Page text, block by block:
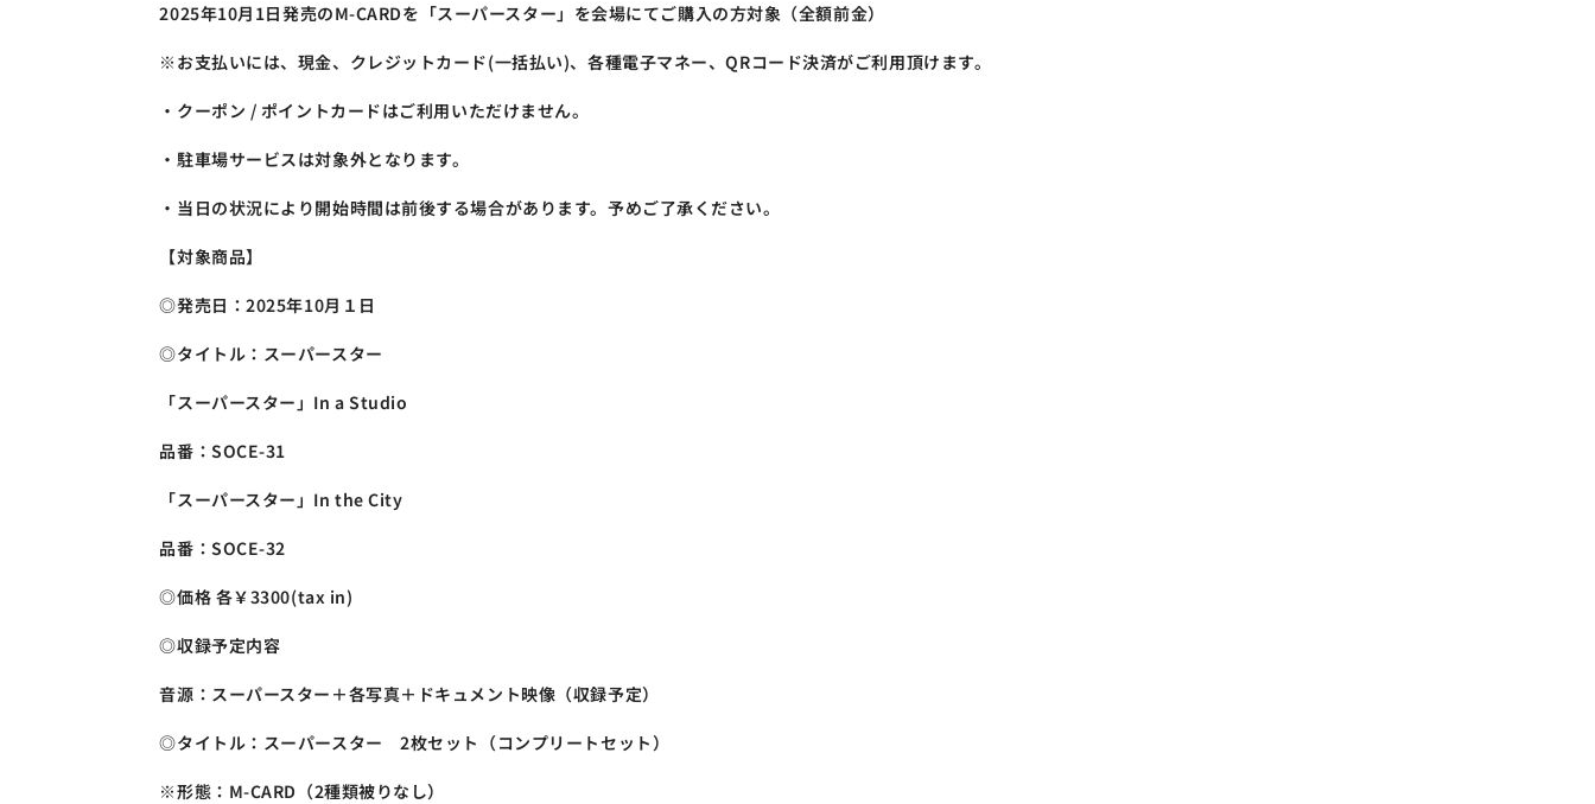
2025年10月1日発売のM-CARDを「スーパースター」を会場にてご購入の方対象（全額前金）
※お支払いには、現金、クレジットカード(一括払い)、各種電子マネー、QRコード決済がご利用頂けます。
・クーポン / ポイントカードはご利用いただけません。
・駐車場サービスは対象外となります。
・当日の状況により開始時間は前後する場合があります。予めご了承ください。
【対象商品】
◎発売日：2025年10月１日
◎タイトル：スーパースター
「スーパースター」In a Studio
品番：SOCE-31
「スーパースター」In the City
品番：SOCE-32
◎価格 各￥3300(tax in)
◎収録予定内容
音源：スーパースター＋各写真＋ドキュメント映像（収録予定）
◎タイトル：スーパースター　2枚セット（コンプリートセット）
※形態：M-CARD（2種類被りなし）